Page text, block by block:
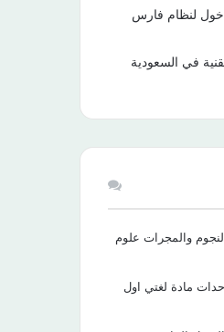
لنظام فارس
في السعودية
والمجرات علوم
مادة لغتي اول